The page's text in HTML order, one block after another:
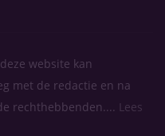
website kan
met de redactie en na
rechthebbenden....
Lees